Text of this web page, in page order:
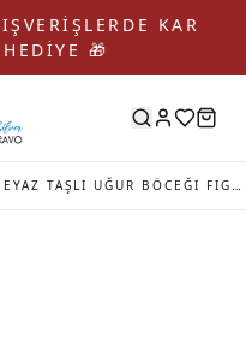
KAR
🎁
GIFT KOLEKSIYONU BEYAZ TAŞLI UĞUR BÖCEĞI FIGÜRLÜ ÇIVILI GÜMÜŞ KÜPE